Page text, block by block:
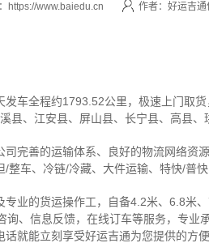
https://www.baiedu.cn 作者：好运吉通
发车全程约1793.52公里， 极速上门取
、江安县、屏山县、长宁县、高县、
完善的运输体系、良好的物流网络资
/整车、冷链/冷藏、大件运输、特快/普
专业的货运操作工，自备4.2米、6.8米
、信息反馈，在线订车等服务， 专业
话就能立刻享受好运吉通为您提供的方